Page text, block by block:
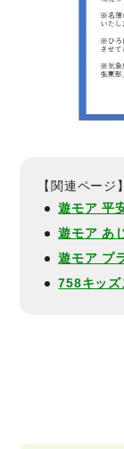
【関連ページ】
遊モア 平
遊モア あ
遊モア プ
758キッズ